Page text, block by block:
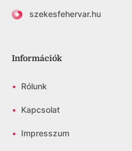
szekesfehervar.hu
Információk
• Rólunk
• Kapcsolat
• Impresszum